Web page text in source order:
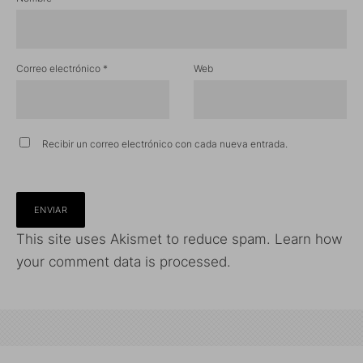
Correo electrónico * Web
Recibir un correo electrónico con cada nueva entrada.
This site uses Akismet to reduce spam. Learn how
your comment data is processed.